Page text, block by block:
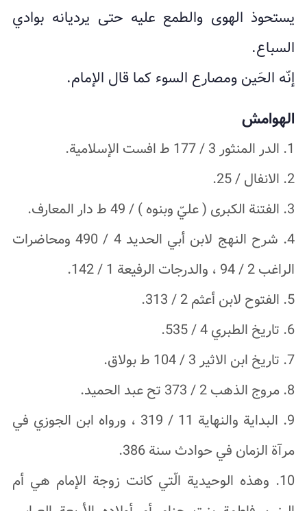
يستحوذ الهوى والطمع عليه حتى يرديانه بوادي
السباع.
إنّه الحَين ومصارع السوء كما قال الإمام.
الهوامش
1. الدر المنثور 3 / 177 ط افست الإسلامية.
2. الانفال / 25.
3. الفتنة الكبرى ( عليّ وبنوه ) / 49 ط دار المعارف.
4. شرح النهج لابن أبي الحديد 4 / 490 ومحاضرات
الراغب 2 / 94 ، والدرجات الرفيعة 1 / 142.
5. الفتوح لابن أعثم 2 / 313.
6. تاريخ الطبري 4 / 535.
7. تاريخ ابن الاثير 3 / 104 ط بولاق.
8. مروج الذهب 2 / 373 تح عبد الحميد.
9. البداية والنهاية 11 / 319 ، ورواه ابن الجوزي في
مرآة الزمان في حوادث سنة 386.
10. وهذه الوحيدية الّتي كانت زوجة الإمام هي أم